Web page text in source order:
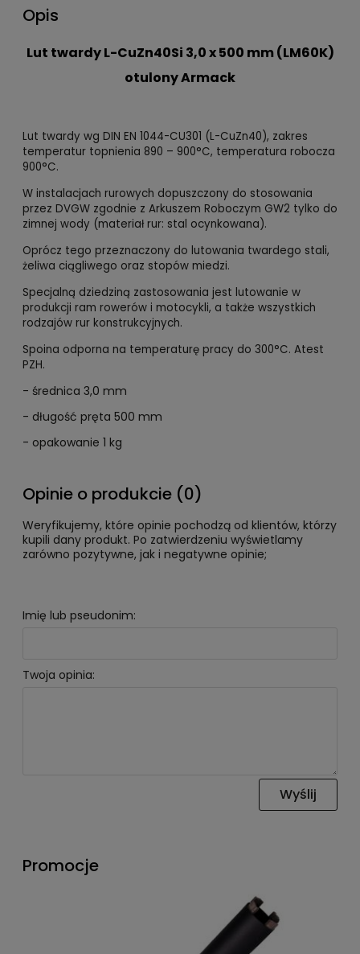
Opis
Lut twardy L-CuZn40Si 3,0 x 500 mm (LM60K)
otulony Armack
Lut twardy wg DIN EN 1044-CU301 (L-CuZn40), zakres
temperatur topnienia 890 – 900°C, temperatura robocza
900°C.
W instalacjach rurowych dopuszczony do stosowania
przez DVGW zgodnie z Arkuszem Roboczym GW2 tylko do
zimnej wody (materiał rur: stal ocynkowana).
Oprócz tego przeznaczony do lutowania twardego stali,
żeliwa ciągliwego oraz stopów miedzi.
Specjalną dziedziną zastosowania jest lutowanie w
produkcji ram rowerów i motocykli, a także wszystkich
rodzajów rur konstrukcyjnych.
Spoina odporna na temperaturę pracy do 300°C. Atest
PZH.
- średnica 3,0 mm
- długość pręta 500 mm
- opakowanie 1 kg
Opinie o produkcie (0)
Weryfikujemy, które opinie pochodzą od klientów, którzy
kupili dany produkt. Po zatwierdzeniu wyświetlamy
zarówno pozytywne, jak i negatywne opinie;
Imię lub pseudonim:
Twoja opinia:
Wyślij
Promocje